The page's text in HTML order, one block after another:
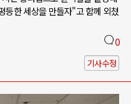
등한 세상을 만들자"고 함께 외쳤
0
기사수정